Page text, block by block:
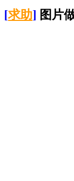
[求助] 图片